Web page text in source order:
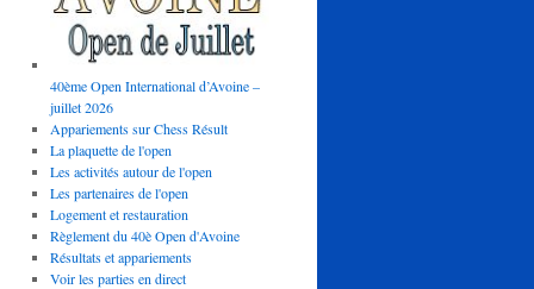
40ème Open International d’Avoine –
juillet 2026
Appariements sur Chess Résult
La plaquette de l'open
Les activités autour de l'open
Les partenaires de l'open
Logement et restauration
Règlement du 40è Open d'Avoine
Résultats et appariements
Voir les parties en direct